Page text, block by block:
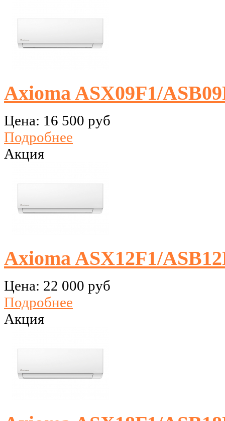
Axioma ASX09F1/
Цена: 16 500 руб
Подробнее
Акция
Axioma ASX12F1/
Цена: 22 000 руб
Подробнее
Акция